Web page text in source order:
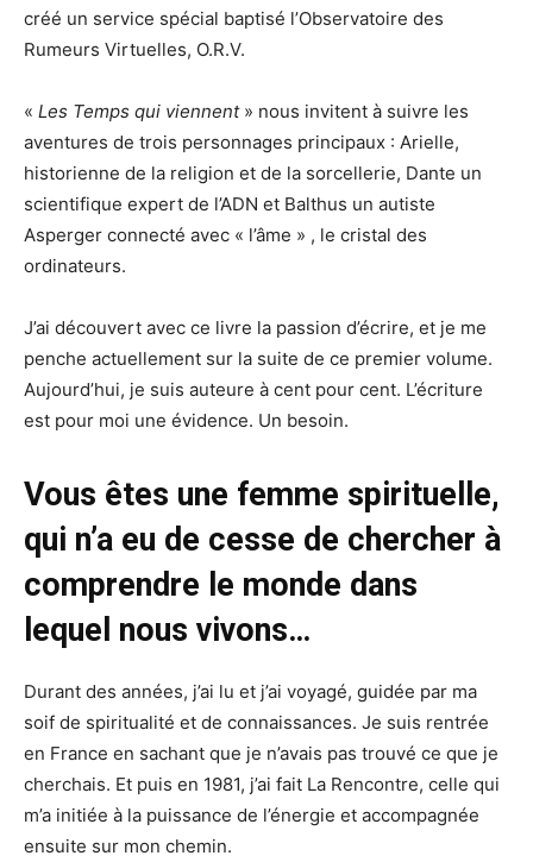
créé un service spécial baptisé l’Observatoire des
Rumeurs Virtuelles, O.R.V.
« Les Temps qui viennent» nous invitent à suivre les
aventures de trois personnages principaux : Arielle,
historienne de la religion et de la sorcellerie, Dante un
scientifique expert de l’ADN et Balthus un autiste
Asperger connecté avec « l’âme » , le cristal des
ordinateurs.
J’ai découvert avec ce livre la passion d’écrire, et je me
penche actuellement sur la suite de ce premier volume.
Aujourd’hui, je suis auteure à cent pour cent. L’écriture
est pour moi une évidence. Un besoin.
Vous êtes une femme spirituelle,
qui n’a eu de cesse de chercher à
comprendre le monde dans
lequel nous vivons…
Durant des années, j’ai lu et j’ai voyagé, guidée par ma
soif de spiritualité et de connaissances. Je suis rentrée
en France en sachant que je n’avais pas trouvé ce que je
cherchais. Et puis en 1981, j’ai fait La Rencontre, celle qui
m’a initiée à la puissance de l’énergie et accompagnée
ensuite sur mon chemin.